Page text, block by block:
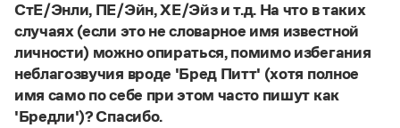
Большой орфоэпический словарь русского языка
Большой толковый словарь русских глаголов
Большой толковый словарь русских существительных
Большой толковый словарь русского языка
Большой универсальный словарь русского языка
Русский орфографический словарь
Русское словесное ударение
Большой орфоэпический словарь русского языка
Словарь трудностей русского языка
Русское словесное ударение
Словарь собственных имён
Большой универсальный словарь русского языка
Большой толковый словарь русского языка
Справочники
Правила русской орфографии и пунктуации
Русский язык: краткий теоретический курс для
школьников
Учебник
Журнал
СтЕ/Энли, ПЕ/Эйн, ХЕ/Эйз и т.д. На что в таких
случаях (если это не словарное имя известной
личности) можно опираться, помимо избегания
неблагозвучия вроде 'Бред Питт' (хотя полное
имя само по себе при этом часто пишут как
'Бредли')? Спасибо.